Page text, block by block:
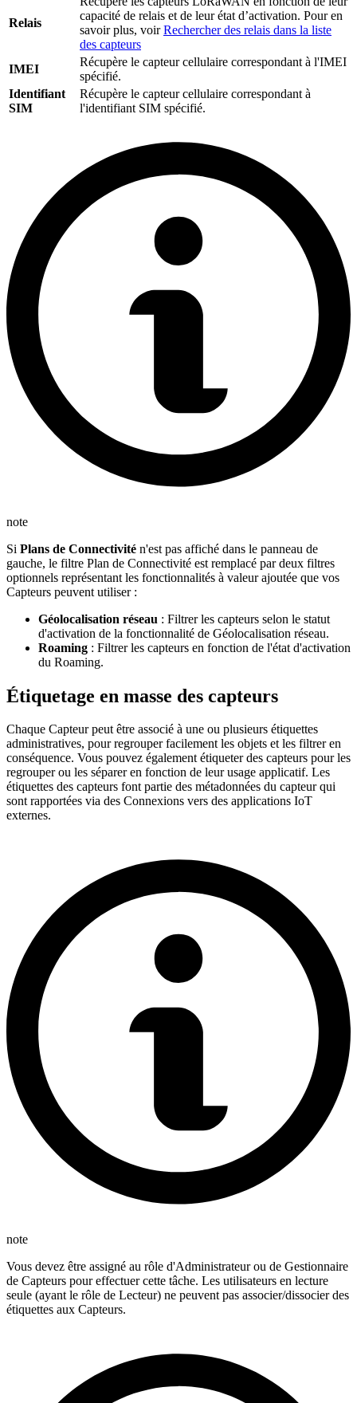
Relais
capacité de relais et de leur état d’activation. Pour en
savoir plus, voirRechercher des relais dans la liste
des capteurs
IMEI
Récupère le capteur cellulaire correspondant à l'IMEI
spécifié.
Identifiant
SIM
Récupère le capteur cellulaire correspondant à
l'identifiant SIM spécifié.
note
Si Plans de Connectivité n'est pas affiché dans le panneau de
gauche, le filtre Plan de Connectivité est remplacé par deux filtres
optionnels représentant les fonctionnalités à valeur ajoutée que vos
Capteurs peuvent utiliser :
Géolocalisation réseau : Filtrer les capteurs selon le statut
d'activation de la fonctionnalité de Géolocalisation réseau.
Roaming : Filtrer les capteurs en fonction de l'état d'activation
du Roaming.
Étiquetage en masse des capteurs
Chaque Capteur peut être associé à une ou plusieurs étiquettes
administratives, pour regrouper facilement les objets et les filtrer en
conséquence. Vous pouvez également étiqueter des capteurs pour les
regrouper ou les séparer en fonction de leur usage applicatif. Les
étiquettes des capteurs font partie des métadonnées du capteur qui
sont rapportées via des Connexions vers des applications IoT
externes.
note
Vous devez être assigné au rôle d'Administrateur ou de Gestionnaire
de Capteurs pour effectuer cette tâche. Les utilisateurs en lecture
seule (ayant le rôle de Lecteur) ne peuvent pas associer/dissocier des
étiquettes aux Capteurs.